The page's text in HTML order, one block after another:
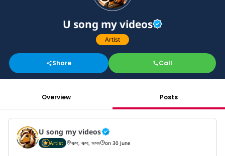
U song my videos
Artist
Share Call
Overview Posts
U song my videos
Artist বাক্সা, বাক্সা, অসম on 30 June